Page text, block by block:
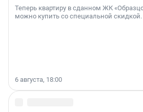
Теперь квартиру в сданном ЖК
можно купить со специальной скидкой.
6 августа, 18:00